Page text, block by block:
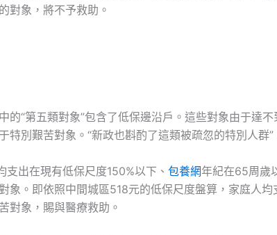
對象，將不予救助。
的“第五類對象”包含了低保邊沿戶。這些對象由于達不
特別艱苦對象。“新政也斟酌了這類被疏忽的特別人群”
支出在現有低保尺度150%以下、 包養網年紀在65周歲
象。即依照中間城區518元的低保尺度盤算，家庭人均
對象，賜與醫療救助。